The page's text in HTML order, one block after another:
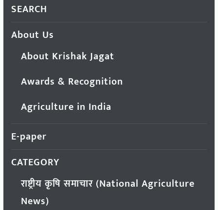
SEARCH
About Us
About Krishak Jagat
Awards & Recognition
Agriculture in India
E-paper
CATEGORY
राष्ट्रीय कृषि समाचार (National Agriculture
News)